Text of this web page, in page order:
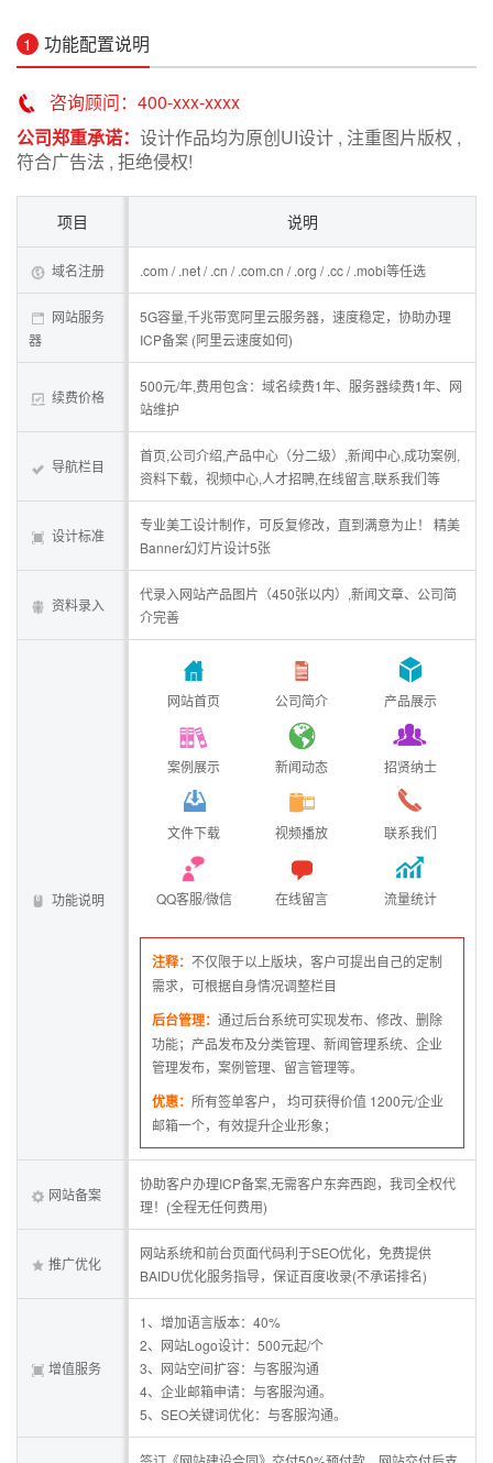
1 功能配置说明
咨询顾问：400-xxx-xxxx
公司郑重承诺： 设计作品均为原创UI设计 , 注重图片版权 ,
符合广告法 , 拒绝侵权!
项目 说明
域名注册 .com / .net / .cn / .com.cn / .org / .cc / .mobi等任选
网站服务
器
5G容量,千兆带宽阿里云服务器，速度稳定，协助办理
ICP备案 (阿里云速度如何)
续费价格
500元/年,费用包含：域名续费1年、服务器续费1年、网
站维护
导航栏目
首页,公司介绍,产品中心（分二级）,新闻中心,成功案例,
资料下载，视频中心,人才招聘,在线留言,联系我们等
设计标准
专业美工设计制作，可反复修改，直到满意为止！ 精美
Banner幻灯片设计5张
资料录入
代录入网站产品图片（450张以内）,新闻文章、公司简
介完善
功能说明
网站首页 公司简介 产品展示
案例展示 新闻动态 招贤纳士
文件下载 视频播放 联系我们
QQ客服/微信 在线留言 流量统计
注释： 不仅限于以上版块，客户可提出自己的定制
需求，可根据自身情况调整栏目
后台管理： 通过后台系统可实现发布、修改、删除
功能；产品发布及分类管理、新闻管理系统、企业
管理发布，案例管理、留言管理等。
优惠： 所有签单客户， 均可获得价值 1200元/企业
邮箱一个，有效提升企业形象；
网站备案
协助客户办理ICP备案,无需客户东奔西跑，我司全权代
理！(全程无任何费用)
推广优化
网站系统和前台页面代码利于SEO优化，免费提供
BAIDU优化服务指导，保证百度收录(不承诺排名)
增值服务
1、增加语言版本：40%
2、网站Logo设计：500元起/个
3、网站空间扩容：与客服沟通
4、企业邮箱申请：与客服沟通。
5、SEO关键词优化：与客服沟通。